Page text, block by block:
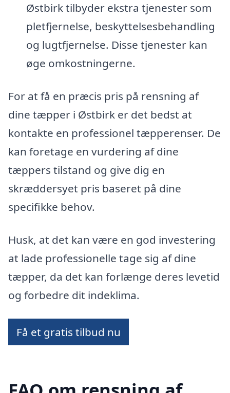
Østbirk tilbyder ekstra tjenester som
pletfjernelse, beskyttelsesbehandling
og lugtfjernelse. Disse tjenester kan
øge omkostningerne.
For at få en præcis pris på rensning af
dine tæpper i Østbirk er det bedst at
kontakte en professionel tæpperenser. De
kan foretage en vurdering af dine
tæppers tilstand og give dig en
skræddersyet pris baseret på dine
specifikke behov.
Husk, at det kan være en god investering
at lade professionelle tage sig af dine
tæpper, da det kan forlænge deres levetid
og forbedre dit indeklima.
Få et gratis tilbud nu